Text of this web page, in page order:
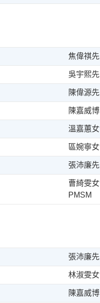
焦偉祺
吳宇熙
陳偉源
陳嘉威
溫嘉蕙
區婉寧
張沛廉
曹綺雯
PMSM
張沛廉
林淑雯
陳嘉威